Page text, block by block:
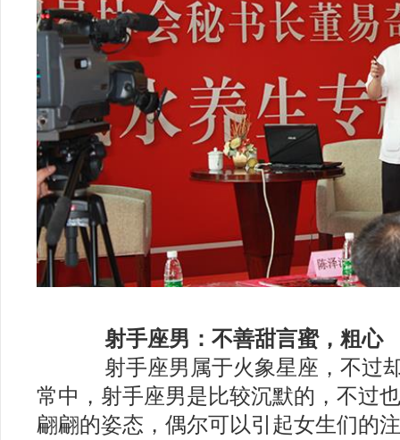
射手座男：不善甜言蜜，粗心
射手座男属于火象星座，不过
常中，射手座男是比较沉默的，不过
翩翩的姿态，偶尔可以引起女生们的